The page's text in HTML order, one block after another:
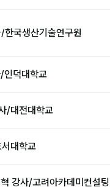
한국생산기술연구원
인덕대학교
/대전대학교
대학교
강사/고려아카데미컨설팅